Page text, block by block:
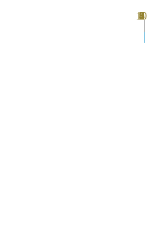
1
2
3
4
5
6
7
8
9
10